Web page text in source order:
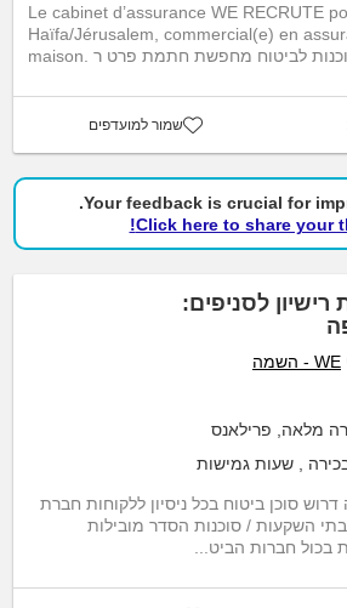
Le cabinet d’assurance WE RECRUTE
Haïfa/Jérusalem, commercial(e) en
שמור למועדפים
Your feedback is crucial for
Click here to share your
רישיון לסניפים:
WE - השמה
מלאה, פרילאנס
שעות גמישות
לווי שירותי גיוס והשמה דרוש סוכן ביטוח בכל ניסיון ללקוחות חברת
השקעות / סוכנות הסדר מובילות